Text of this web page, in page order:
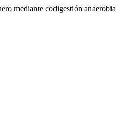
mediante codigestión anaerobia